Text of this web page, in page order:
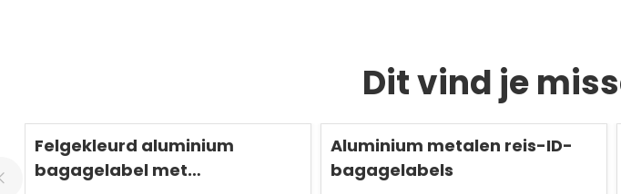
Dit vind je
Felgekleurd aluminium
bagagelabel met
Aluminium metalen reis-ID-
bagagelabels